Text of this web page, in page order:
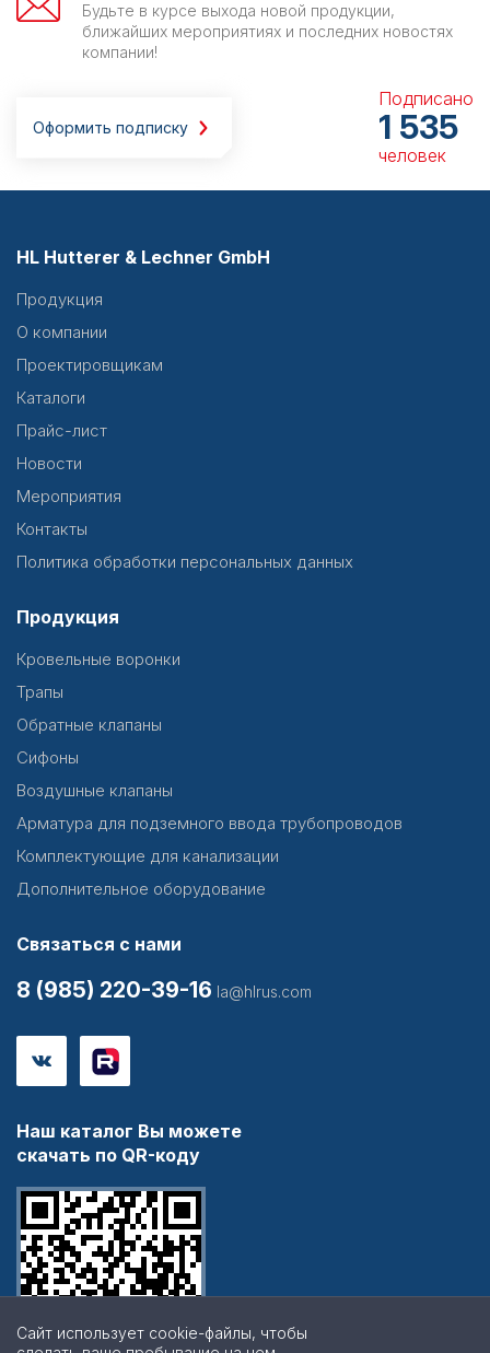
Будьте в курсе выхода новой продукции,
ближайших мероприятиях и последних новостях
компании!
Оформить подписку
Подписано
1 535
человек
HL Hutterer & Lechner GmbH
Продукция
О компании
Проектировщикам
Каталоги
Прайс-лист
Новости
Мероприятия
Контакты
Политика обработки персональных данных
Продукция
Кровельные воронки
Трапы
Обратные клапаны
Сифоны
Воздушные клапаны
Арматура для подземного ввода трубопроводов
Комплектующие для канализации
Дополнительное оборудование
Связаться с нами
8 (985) 220-39-16 la@hlrus.com
Наш каталог Вы можете
скачать по QR-коду
Сайт использует cookie-файлы, чтобы